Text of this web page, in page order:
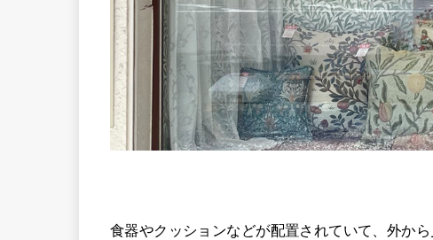
食器やクッションなどが配置されていて、外から